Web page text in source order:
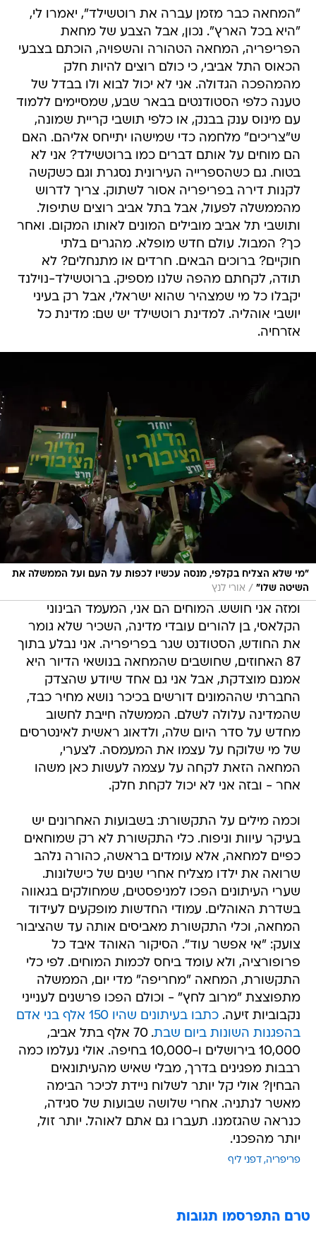
"המחאה כבר מזמן עברה את רוטשילד", יאמרו לי,
"היא בכל הארץ". נכון, אבל הצבע של מחאת
הפריפריה, המחאה הטהורה והשפויה, הוכתם בצבעי
הכאוס התל אביבי, כי כולם רוצים להיות חלק
מהמהפכה הגדולה. אני לא יכול לבוא ולו בבדל של
טענה כלפי הסטודנטים בבאר שבע, שמסיימים ללמוד
עם מינוס ענק בבנק, או כלפי תושבי קריית שמונה,
ש"צריכים" מלחמה כדי שמישהו יתייחס אליהם. האם
הם מוחים על אותם דברים כמו ברוטשילד? אני לא
בטוח. גם כשהספרייה העירונית נסגרת וגם כשקשה
לקנות דירה בפריפריה אסור לשתוק. צריך לדרוש
מהממשלה לפעול, אבל בתל אביב רוצים שתיפול.
ותושבי תל אביב מובילים המונים לאותו המקום. ואחר
כך? המבול. עולם חדש מופלא. מהגרים בלתי
חוקיים? ברוכים הבאים. חרדים או מתנחלים? לא
תודה, לקחתם מהפה שלנו מספיק. ברוטשילד-נוילנד
יקבלו כל מי שמצהיר שהוא ישראלי, אבל רק בעיני
יושבי אוהליה. למדינת רוטשילד יש שם: מדינת כל
אזרחיה.
"מי שלא הצליח בקלפי, מנסה עכשיו לכפות על העם ועל הממשלה את
השיטה שלו" / אורי לנץ
ומזה אני חושש. המוחים הם אני, המעמד הבינוני
הקלאסי, בן להורים עובדי מדינה, השכיר שלא גומר
את החודש, הסטודנט שגר בפריפריה. אני נבלע בתוך
87 האחוזים, שחושבים שהמחאה בנושאי הדיור היא
אמנם מוצדקת, אבל אני גם אחד שיודע שהצדק
החברתי שההמונים דורשים בכיכר נושא מחיר כבד,
שהמדינה עלולה לשלם. הממשלה חייבת לחשוב
מחדש על סדר היום שלה, ולדאוג ראשית לאינטרסים
של מי שלוקח על עצמו את המעמסה. לצערי,
המחאה הזאת לקחה על עצמה לעשות כאן משהו
אחר - ובזה אני לא יכול לקחת חלק.
וכמה מילים על התקשורת: בשבועות האחרונים יש
בעיקר עיוות וניפוח. כלי התקשורת לא רק שמוחאים
כפיים למחאה, אלא עומדים בראשה, כהורה נלהב
שרואה את ילדו מצליח אחרי שנים של כישלונות.
שערי העיתונים הפכו למניפסטים, שמחולקים בגאווה
בשדרת האוהלים. עמודי החדשות מופקעים לעידוד
המחאה, וכלי התקשורת מאביסים אותה עד שהציבור
צועק: "אי אפשר עוד". הסיקור האוהד איבד כל
פרופורציה, ולא עומד ביחס לכמות המוחים. לפי כלי
התקשורת, המחאה "מחריפה" מדי יום, הממשלה
מתפוצצת "מרוב לחץ" - וכולם הפכו פרשנים לענייני
נקבוביות זיעה.
כתבו בעיתונים שהיו 150 אלף בני אדם
בהפגנות השונות ביום שבת
. 70 אלף בתל אביב,
10,000 בירושלים ו-10,000 בחיפה. אולי נעלמו כמה
רבבות מפגינים בדרך, מבלי שאיש מהעיתונאים
הבחין? אולי קל יותר לשלוח ניידת לכיכר הבימה
מאשר לנתניה. אחרי שלושה שבועות של סגידה,
כנראה שהגזמנו. תעברו גם אתם לאוהל. יותר זול,
יותר מהפכני.
פריפריה דפני ליף
טרם התפרסמו תגובות